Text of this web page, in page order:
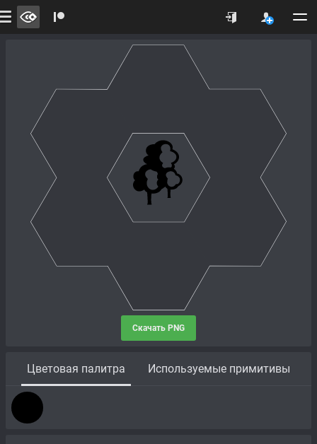
Скачать PNG
Цветовая палитра Используемые примитивы